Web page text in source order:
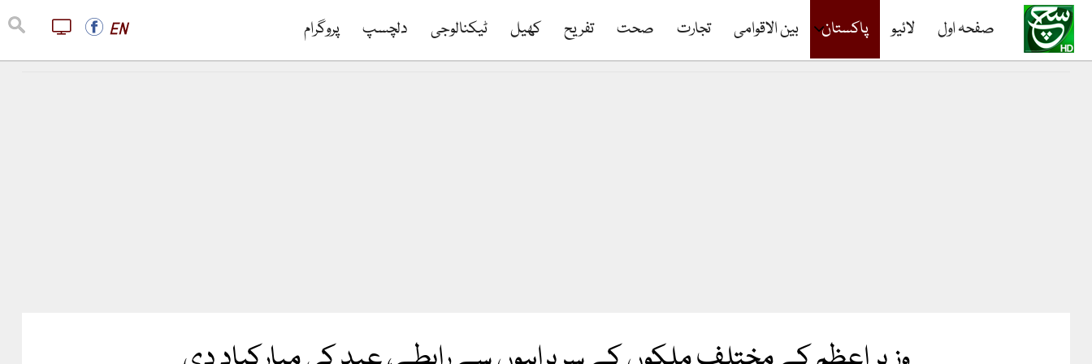
صفحہ اول لائیو پاکستان بین الاقوامی تجارت صحت تفریح کھیل ٹیکنالوجی دلچسپ پروگرام EN